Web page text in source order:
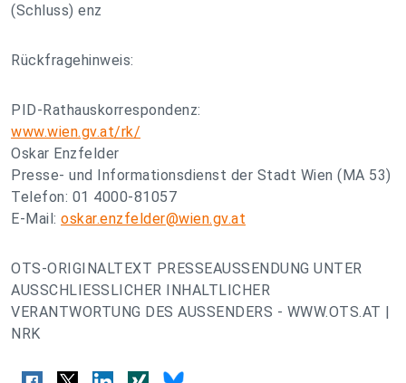
(Schluss) enz
Rückfragehinweis:
PID-Rathauskorrespondenz:
www.wien.gv.at/rk/
Oskar Enzfelder
Presse- und Informationsdienst der Stadt Wien (MA 53)
Telefon: 01 4000-81057
E-Mail: oskar.enzfelder@wien.gv.at
OTS-ORIGINALTEXT PRESSEAUSSENDUNG UNTER
AUSSCHLIESSLICHER INHALTLICHER
VERANTWORTUNG DES AUSSENDERS - WWW.OTS.AT |
NRK